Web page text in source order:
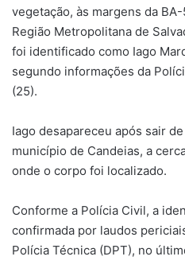
vegetação, às margens da
Região Metropolitana de
foi identificado como Iago
segundo informações da
(25).
Iago desapareceu após sair
município de Candeias, a
onde o corpo foi localizado.
Conforme a Polícia Civil, a
confirmada por laudos
Polícia Técnica (DPT), no